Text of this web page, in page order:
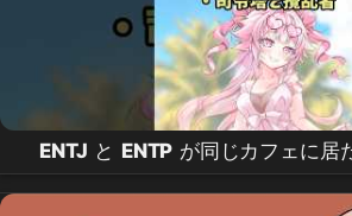
ENTJ と ENTP が同じカフェに居
乱者の遭遇 # entj # entp #不愛
恋する話 # intp # infj # esfp #